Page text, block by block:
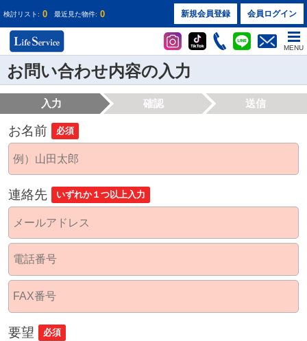
検討リスト: 0 最近見た物件: 0 新規会員登録 会員ログイン
MENU
お問い合わせ内容の入力
入力 確認 送信
お名前 必須
連絡先 いずれか１つ以上入力
要望 必須